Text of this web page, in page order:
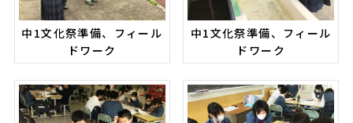
中1文化祭準備、フィール
ドワーク
中1文化祭準備、フィール
ドワーク